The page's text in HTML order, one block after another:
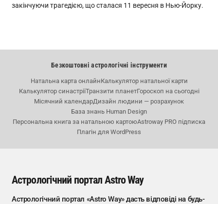
закінчуючи трагедією, що сталася 11 вересня в Нью-Йорку.
Безкоштовні астрологічні інструменти
Натальна карта онлайнКалькулятор натальної карти
Калькулятор синастріїТранзити планетГороскоп на сьогодні
Місячний календарДизайн людини — розрахунок
База знань Human Design
Персональна книга за натальною картоюAstroway PRO підписка
Плагін для WordPress
Астрологічний портал Astro Way
Астрологічний портал «Astro Way» дасть відповіді на будь-